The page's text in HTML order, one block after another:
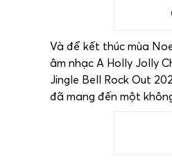
Và để kết thúc mùa
âm nhạc A Holly Jolly
Jingle Bell Rock Out
đã mang đến một